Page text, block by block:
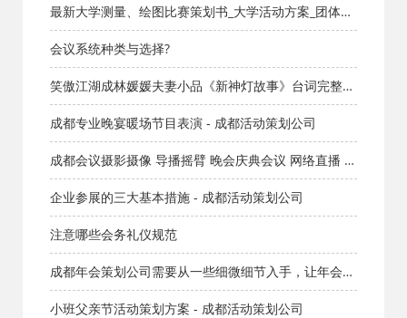
最新大学测量、绘图比赛策划书_大学活动方案_团体活
动_成都活动公司网_策划网_方案网_文案网_文档网
会议系统种类与选择?
笑傲江湖成林媛媛夫妻小品《新神灯故事》台词完整版
_小品剧本库_知识库_成都活动公司网_策划网_方案网_
文案网_文档网
成都专业晚宴暖场节目表演 - 成都活动策划公司
成都会议摄影摄像 导播摇臂 晚会庆典会议 网络直播 航
拍
企业参展的三大基本措施 - 成都活动策划公司
注意哪些会务礼仪规范
成都年会策划公司需要从一些细微细节入手，让年会圆
满成功！
小班父亲节活动策划方案 - 成都活动策划公司